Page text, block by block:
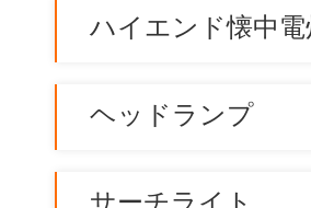
ハイエンド懐中電
ヘッドランプ